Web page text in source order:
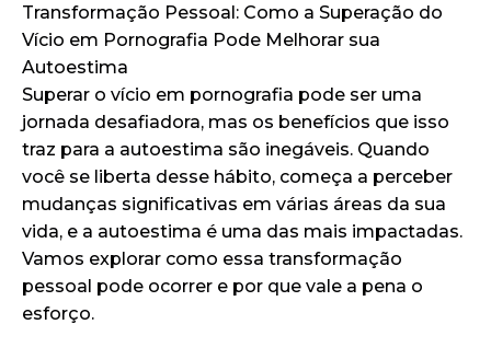
Transformação Pessoal: Como a Superação do
Vício em Pornografia Pode Melhorar sua
Autoestima
Superar o vício em pornografia pode ser uma
jornada desafiadora, mas os benefícios que isso
traz para a autoestima são inegáveis. Quando
você se liberta desse hábito, começa a perceber
mudanças significativas em várias áreas da sua
vida, e a autoestima é uma das mais impactadas.
Vamos explorar como essa transformação
pessoal pode ocorrer e por que vale a pena o
esforço.